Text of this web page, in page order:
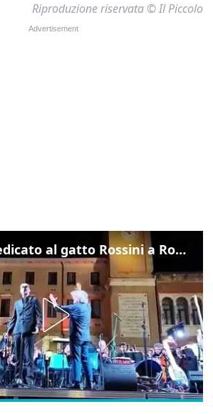
Riproduzione riservata © Il Piccolo
Il concerto dedicato al gatto Rossini a Rovigo: ecco un estratto